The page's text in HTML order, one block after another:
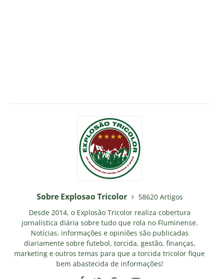
Sobre Explosao Tricolor
58620 Artigos
Desde 2014, o Explosão Tricolor realiza cobertura
jornalística diária sobre tudo que rola no Fluminense.
Notícias, informações e opiniões são publicadas
diariamente sobre futebol, torcida, gestão, finanças,
marketing e outros temas para que a torcida tricolor fique
bem abastecida de informações!